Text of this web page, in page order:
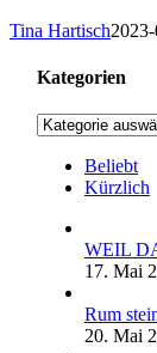
Tina Hartisch
Kategorien
Kategorien
Beliebt
Kürzlich
WEIL
17. Mai
Rum
20. Mai